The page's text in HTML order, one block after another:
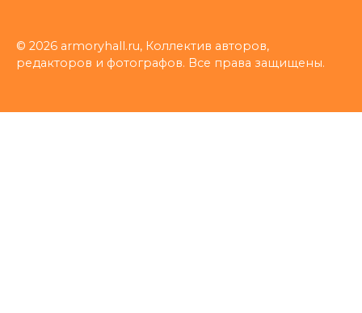
© 2026 armoryhall.ru, Коллектив авторов,
редакторов и фотографов. Все права защищены.